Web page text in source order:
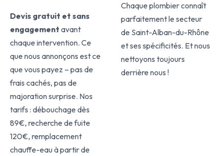
Devis gratuit et sans
engagement avant
chaque intervention. Ce
que nous annonçons est ce
que vous payez – pas de
frais cachés, pas de
majoration surprise. Nos
tarifs : débouchage dès
89€, recherche de fuite
120€, remplacement
chauffe-eau à partir de
Chaque plombier connaît
parfaitement le secteur
de Saint-Alban-du-Rhône
et ses spécificités. Et nous
nettoyons toujours
derrière nous !